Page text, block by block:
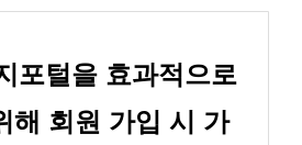
포털을 효과적으로
해 회원 가입 시 가